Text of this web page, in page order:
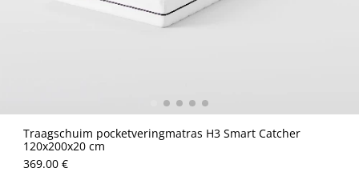
Traagschuim pocketveringmatras H3 Smart Catcher
120x200x20 cm
369.00 €